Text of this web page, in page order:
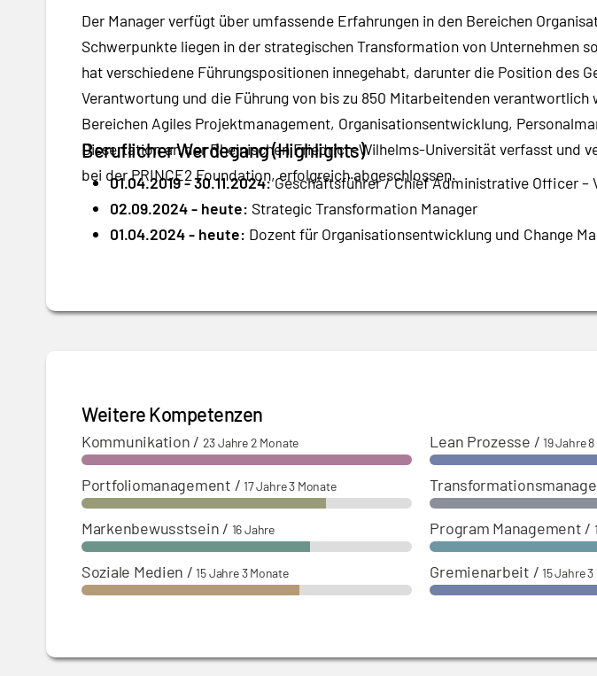
Der Manager verfügt über umfassende Erfahrungen in den Bereichen
Schwerpunkte liegen in der strategischen Transformation von Unternehmen
hat verschiedene Führungspositionen innegehabt, darunter die Position
Verantwortung und die Führung von bis zu 850 Mitarbeitenden
Bereichen Agiles Projektmanagement, Organisationsentwicklung,
Dissertation an der Rheinischen Friedrich-Wilhelms-Universität verfasst und
bei der PRINCE2 Foundation, erfolgreich abgeschlossen.
Beruflicher Werdegang (Highlights)
01.04.2019 - 30.11.2024:Geschäftsführer / Chief Administrative Officer –
02.09.2024 - heute: Strategic Transformation Manager
01.04.2024 - heute: Dozent für Organisationsentwicklung und Change
Weitere Kompetenzen
Kommunikation / 23 Jahre 2 Monate Lean Prozesse /19 Jahre
Portfoliomanagement /17 Jahre 3 Monate
Markenbewusstsein / 16 Jahre Program Management /
Soziale Medien /15 Jahre 3 Monate Gremienarbeit /15 Jahre